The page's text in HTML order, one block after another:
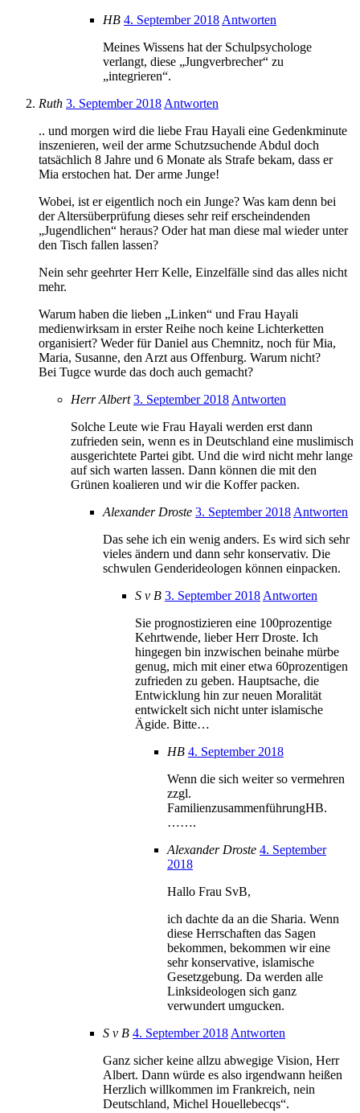
HB 4. September 2018 Antworten
Meines Wissens hat der Schulpsychologe
verlangt, diese „Jungverbrecher“ zu
„integrieren“.
Ruth 3. September 2018 Antworten
.. und morgen wird die liebe Frau Hayali eine Gedenkminute
inszenieren, weil der arme Schutzsuchende Abdul doch
tatsächlich 8 Jahre und 6 Monate als Strafe bekam, dass er
Mia erstochen hat. Der arme Junge!
Wobei, ist er eigentlich noch ein Junge? Was kam denn bei
der Altersüberprüfung dieses sehr reif erscheindenden
„Jugendlichen“ heraus? Oder hat man diese mal wieder unter
den Tisch fallen lassen?
Nein sehr geehrter Herr Kelle, Einzelfälle sind das alles nicht
mehr.
Warum haben die lieben „Linken“ und Frau Hayali
medienwirksam in erster Reihe noch keine Lichterketten
organisiert? Weder für Daniel aus Chemnitz, noch für Mia,
Maria, Susanne, den Arzt aus Offenburg. Warum nicht?
Bei Tugce wurde das doch auch gemacht?
Herr Albert 3. September 2018 Antworten
Solche Leute wie Frau Hayali werden erst dann
zufrieden sein, wenn es in Deutschland eine muslimisch
ausgerichtete Partei gibt. Und die wird nicht mehr lange
auf sich warten lassen. Dann können die mit den
Grünen koalieren und wir die Koffer packen.
Alexander Droste 3. September 2018 Antworten
Das sehe ich ein wenig anders. Es wird sich sehr
vieles ändern und dann sehr konservativ. Die
schwulen Genderideologen können einpacken.
S v B 3. September 2018 Antworten
Sie prognostizieren eine 100prozentige
Kehrtwende, lieber Herr Droste. Ich
hingegen bin inzwischen beinahe mürbe
genug, mich mit einer etwa 60prozentigen
zufrieden zu geben. Hauptsache, die
Entwicklung hin zur neuen Moralität
entwickelt sich nicht unter islamische
Ägide. Bitte…
HB 4. September 2018
Wenn die sich weiter so vermehren
zzgl.
FamilienzusammenführungHB.
…….
Alexander Droste 4. September
2018
Hallo Frau SvB,
ich dachte da an die Sharia. Wenn
diese Herrschaften das Sagen
bekommen, bekommen wir eine
sehr konservative, islamische
Gesetzgebung. Da werden alle
Linksideologen sich ganz
verwundert umgucken.
S v B 4. September 2018 Antworten
Ganz sicher keine allzu abwegige Vision, Herr
Albert. Dann würde es also irgendwann heißen
Herzlich willkommen im Frankreich, nein
Deutschland, Michel Houellebecqs“.